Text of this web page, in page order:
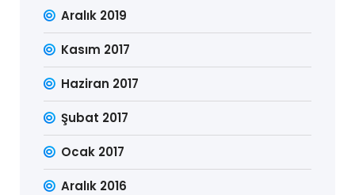
Aralık 2019
Kasım 2017
Haziran 2017
Şubat 2017
Ocak 2017
Aralık 2016